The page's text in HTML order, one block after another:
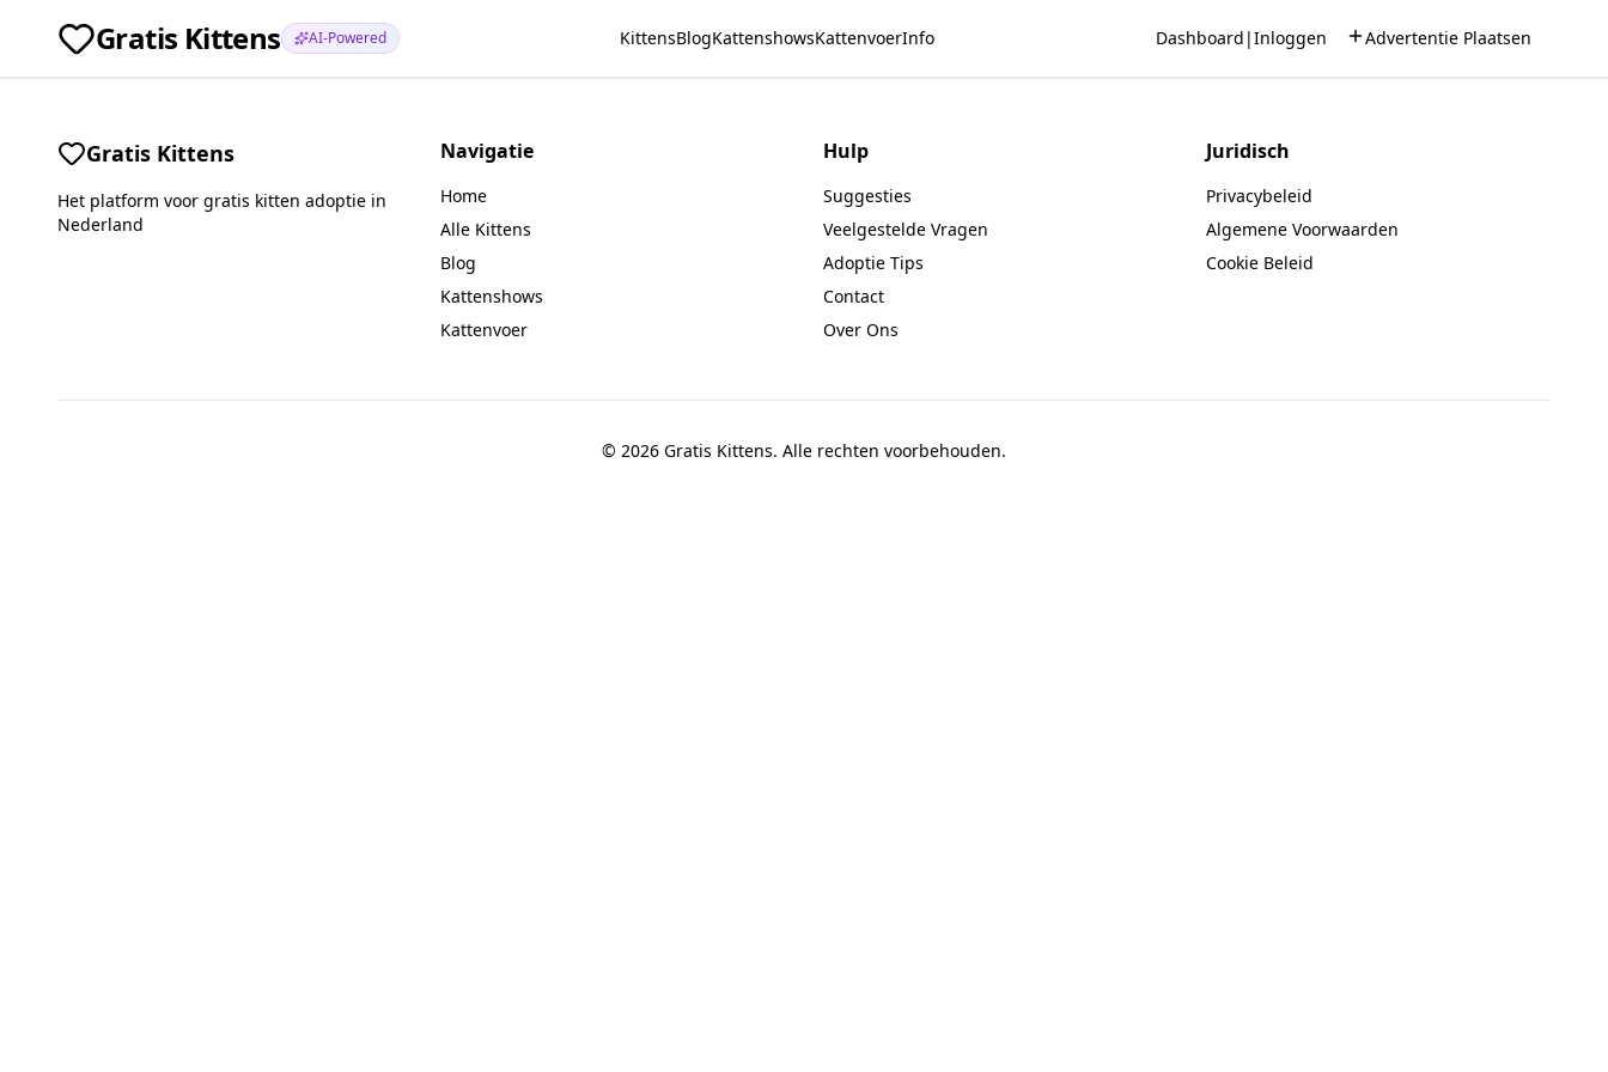
Gratis Kittens AI-Powered KittensBlogKattenshowsKattenvoerInfo Dashboard |Inloggen Advertentie Plaatsen
Gratis Kittens
Het platform voor gratis kitten adoptie in
Nederland
Navigatie
Home
Alle Kittens
Blog
Kattenshows
Kattenvoer
Hulp
Suggesties
Veelgestelde Vragen
Adoptie Tips
Contact
Over Ons
Juridisch
Privacybeleid
Algemene Voorwaarden
Cookie Beleid
© 2026 Gratis Kittens. Alle rechten voorbehouden.